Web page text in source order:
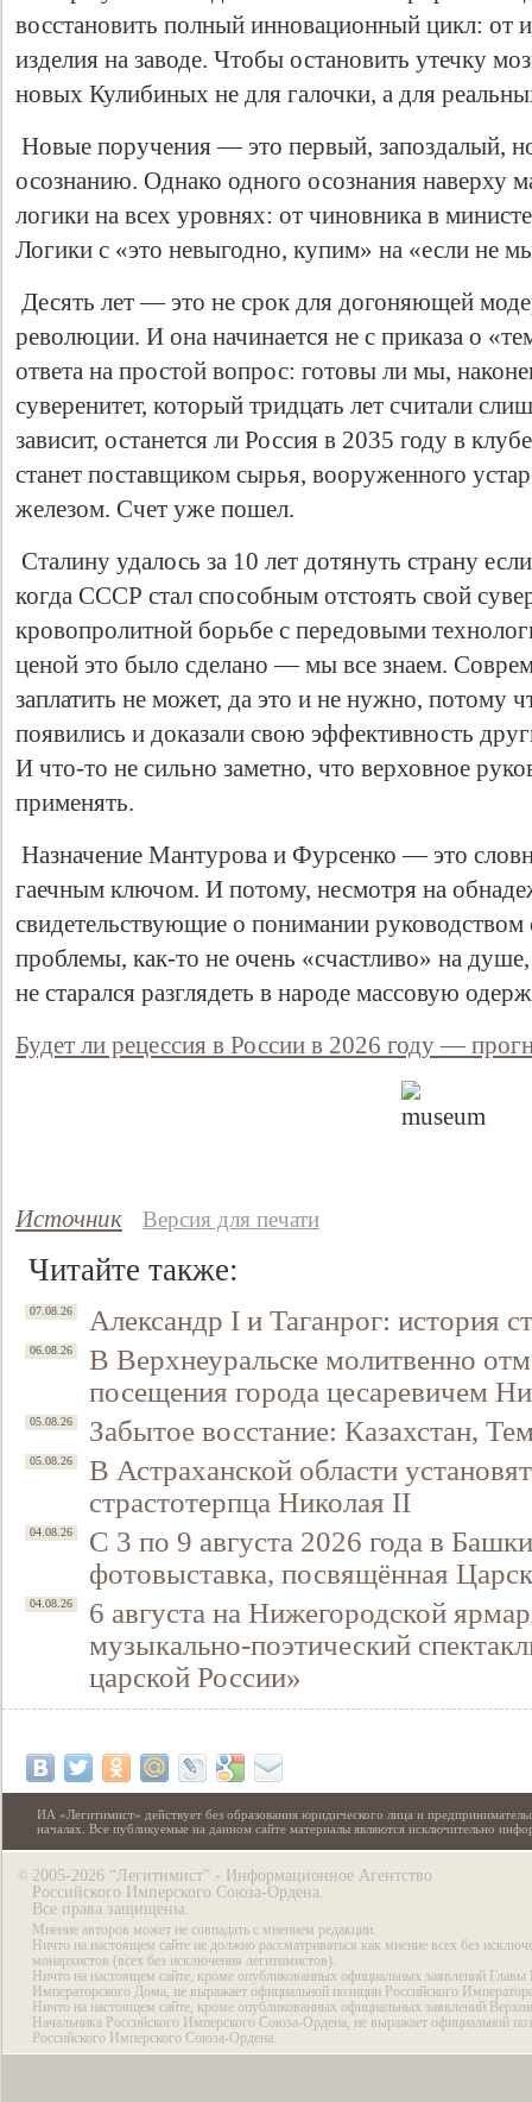
восстановить полный инновационный цикл: от
изделия на заводе. Чтобы остановить утечку
новых Кулибиных не для галочки, а для
Новые поручения — это первый, запоздалый,
осознанию. Однако одного осознания наверху
логики на всех уровнях: от чиновника в
Логики с «это невыгодно, купим» на «если не
Десять лет — это не срок для догоняющей
революции. И она начинается не с приказа о
ответа на простой вопрос: готовы ли мы,
суверенитет, который тридцать лет считали
зависит, останется ли Россия в 2035 году в
станет поставщиком сырья, вооруженного
железом. Счет уже пошел.
Сталину удалось за 10 лет дотянуть страну
когда СССР стал способным отстоять свой
кровопролитной борьбе с передовыми
ценой это было сделано — мы все знаем.
заплатить не может, да это и не нужно, потому
появились и доказали свою эффективность
И что-то не сильно заметно, что верховное
применять.
Назначение Мантурова и Фурсенко — это
гаечным ключом. И потому, несмотря на
свидетельствующие о понимании руководством
проблемы, как-то не очень «счастливо» на
не старался разглядеть в народе массовую
Будет ли рецессия в России в 2026 году —
Источник Версия для печати
Читайте также:
07.08.26 Александр I и Таганрог: история
06.08.26
В Верхнеуральске молитвенно
посещения города цесаревичем
05.08.26 Забытое восстание: Казахстан,
05.08.26
В Астраханской области
страстотерпца Николая II
04.08.26
С 3 по 9 августа 2026 года в
фотовыставка, посвящённая
04.08.26
6 августа на Нижегородской
музыкально-поэтический
царской России»
ИА «Легитимист» действует без образования юридического лица и
началах. Все публикуемые на данном сайте материалы являются исключительно
© 2005-2026 “Легитимист” - Информационное Агентство
Российского Имперского Союза-Ордена.
Все права защищены.
Мнение авторов может не совпадать с мнением редакции.
Ничто на настоящем сайте не должно рассматриваться как мнение всех без
монархистов (всех без исключения легитимистов).
Ничто на настоящем сайте, кроме опубликованных официальных заявлений Главы
Императорского Дома, не выражает официальной позиции Российского
Ничто на настоящем сайте, кроме опубликованных официальных заявлений
Начальника Российского Имперского Союза-Ордена, не выражает официальной
Российского Имперского Союза-Ордена.